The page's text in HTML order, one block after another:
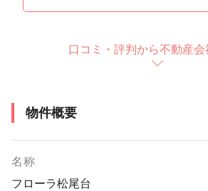
口コミ・評判から不動産
物件概要
名称
フローラ松尾台